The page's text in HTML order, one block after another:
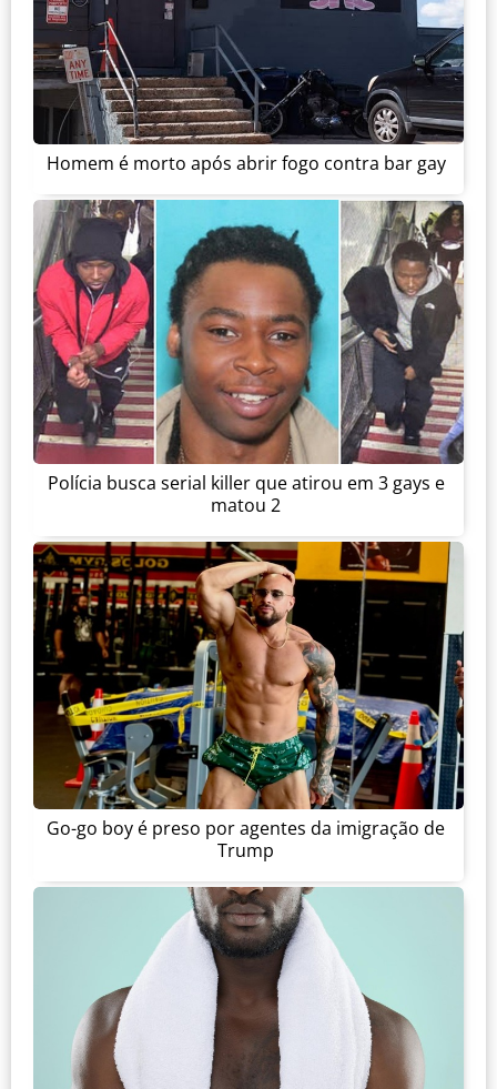
Homem é morto após abrir fogo contra bar gay
Polícia busca serial killer que atirou em 3 gays e
matou 2
Go-go boy é preso por agentes da imigração de
Trump